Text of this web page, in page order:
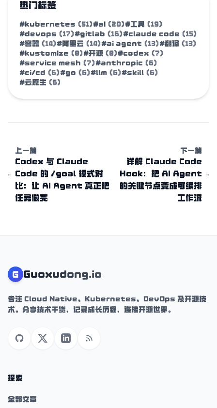
热门标签
#kubernetes (51) #ai (20) #工具 (19)
#devops (17) #gitlab (16) #claude code (15)
#容器 (14) #阿里云 (14) #ai agent (13) #翻译 (13)
#kustomize (8) #开源 (8) #codex (7)
#service mesh (7) #anthropic (6)
#ci/cd (6) #go (6) #llm (6) #skill (6)
#云原生 (6)
上一篇
Codex 与 Claude
Code 的 /goal 模式对
比：让 AI Agent 真正把
任务做完
下一篇
详解 Claude Code
Hook：把 AI Agent
的关键节点变成可编排
工作流
G Guoxudong.io
专注 Cloud Native、Kubernetes、DevOps 及开源技
术。分享技术干货，记录成长历程，连接开源世界。
GitHubX (Twitter)
LinkedIn
RSS
探索
全部文章